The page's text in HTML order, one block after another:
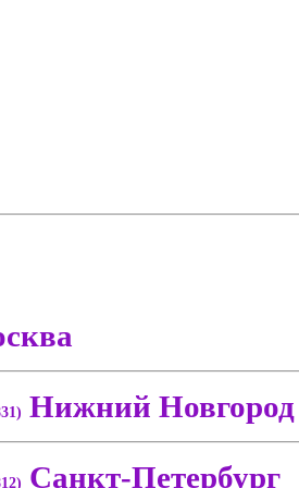
Нижний Новгород
Санкт-Петербург